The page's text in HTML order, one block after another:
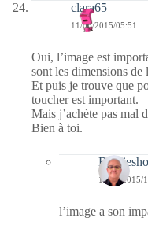
clara65
11/06/2015/05:51
Oui, l’image est
sont les dimensions de
Et puis je trouve que
toucher est important.
Mais j’achète pas mal
Bien à toi.
11/06/2015/
l’image a son